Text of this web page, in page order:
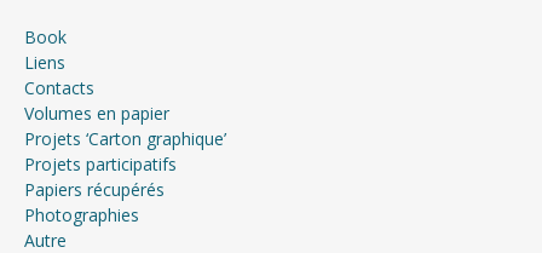
Book
Liens
Contacts
Volumes en papier
Projets ‘Carton graphique’
Projets participatifs
Papiers récupérés
Photographies
Autre